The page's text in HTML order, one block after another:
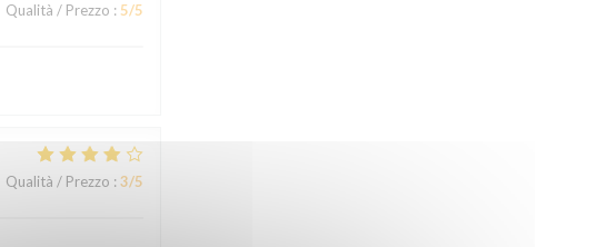
Qualità / Prezzo : 5/5
Qualità / Prezzo : 3/5